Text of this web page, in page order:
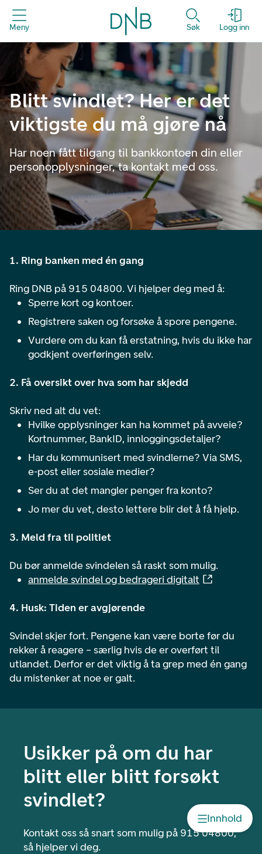
Meny Søk Logg inn
Innhold
Blitt svindlet? Her er det
viktigste du må gjøre nå
Har noen fått tilgang til bankkontoen din eller
personopplysninger, ta kontakt med oss.
1. Ring banken med én gang
Ring DNB på 915 04800. Vi hjelper deg med å:
Sperre kort og kontoer.
Registrere saken og forsøke å spore pengene.
Vurdere om du kan få erstatning, hvis du ikke har
godkjent overføringen selv.
2. Få oversikt over hva som har skjedd
Skriv ned alt du vet:
Hvilke opplysninger kan ha kommet på avveie?
Kortnummer, BankID, innloggingsdetaljer?
Har du kommunisert med svindlerne? Via SMS,
e-post eller sosiale medier?
Ser du at det mangler penger fra konto?
Jo mer du vet, desto lettere blir det å få hjelp.
3. Meld fra til politiet
Du bør anmelde svindelen så raskt som mulig.
anmelde svindel og bedrageri digitalt
4. Husk: Tiden er avgjørende
Svindel skjer fort. Pengene kan være borte før du
rekker å reagere – særlig hvis de er overført til
utlandet. Derfor er det viktig å ta grep med én gang
du mistenker at noe er galt.
Usikker på om du har
blitt eller blitt forsøkt
svindlet?
Kontakt oss så snart som mulig på 915 04800,
så hjelper vi deg.